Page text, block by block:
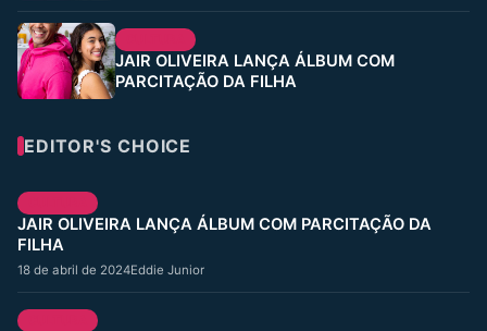
JAIR OLIVEIRA LANÇA ÁLBUM COM
PARCITAÇÃO DA FILHA
EDITOR'S CHOICE
JAIR OLIVEIRA LANÇA ÁLBUM COM PARCITAÇÃO DA
FILHA
18 de abril de 2024Eddie Junior